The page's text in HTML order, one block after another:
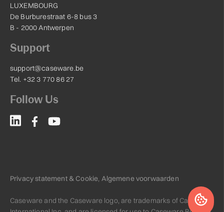
LUXEMBOURG
De Burburestraat 6-8 bus 3
B - 2000 Antwerpen
Support
support@caseware.be
Tel. +32 3 770 86 27
Follow Us
Privacy statement & Cookie, Algemene voorwaarden
Caseware and the Caseware logo, are trademarks of Caseware